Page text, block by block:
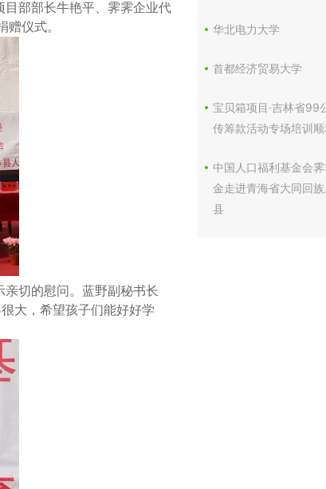
目部部长牛艳平、霁霁企业代
仪式。
切的慰问。蓝野副秘书长
大，希望孩子们能好好学
华北电力大学
首都经济贸易大学
宝贝箱项目·吉林省99
传筹款活动专场培训
中国人口福利基金会
金走进青海省大同回
县